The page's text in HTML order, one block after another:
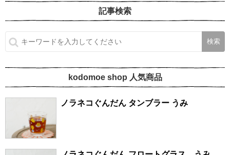
記事検索
kodomoe shop 人気商品
ノラネコぐんだん タンブラー うみ